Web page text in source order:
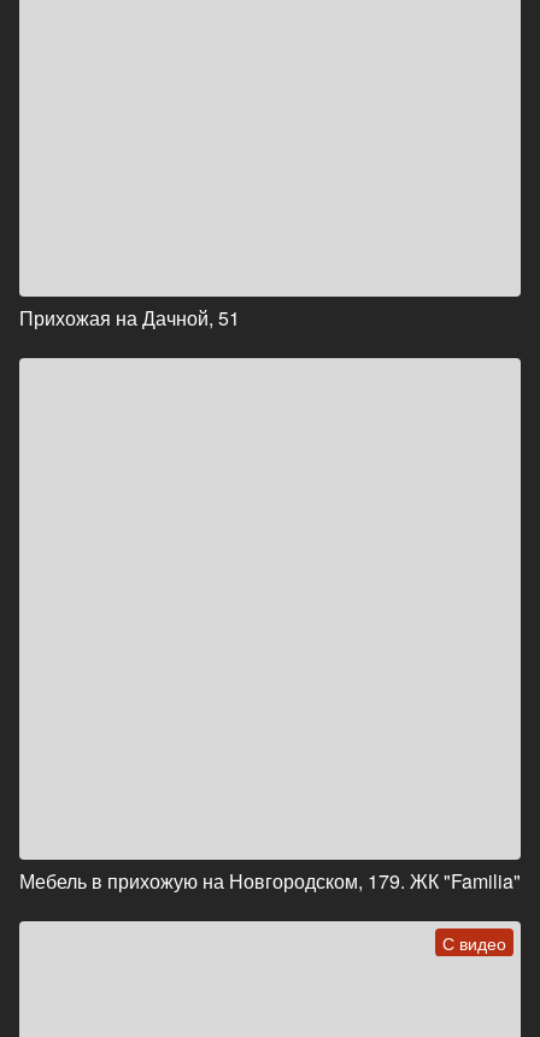
Прихожая на Дачной, 51
Мебель в прихожую на Новгородском, 179. ЖК "Familia"
С видео